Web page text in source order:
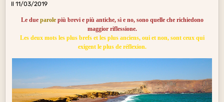
Il 11/03/2019
Le due parolepiù brevi e più antiche, sì e no, sono quelle che richiedono
maggior riflessione.
Les deux mots les plus brefs et les plus anciens, oui et non, sont ceux qui
exigent le plus de réflexion.